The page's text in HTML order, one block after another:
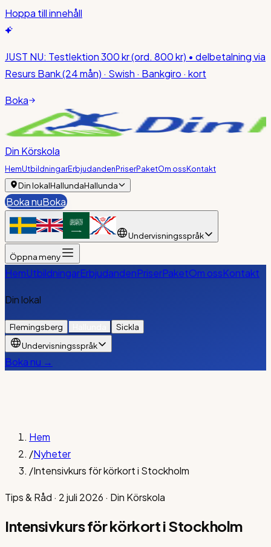
Hoppa till innehåll
JUST NU: Testlektion 300 kr(ord. 800 kr) • delbetalning via
Resurs Bank (24 mån) · Swish · Bankgiro · kort
Boka
Din Körskola
HemUtbildningarErbjudandenPriserPaketOm ossKontakt
Din lokalHallundaHallunda
Boka nuBoka
Undervisningsspråk
Öppna meny
HemUtbildningarErbjudandenPriserPaketOm ossKontakt
Din lokal
Flemingsberg
Sickla
Undervisningsspråk
Boka nu →
Hem
/Nyheter
/Intensivkurs för körkort i Stockholm
Tips & Råd · 2 juli 2026 · Din Körskola
Intensivkurs för körkort i Stockholm